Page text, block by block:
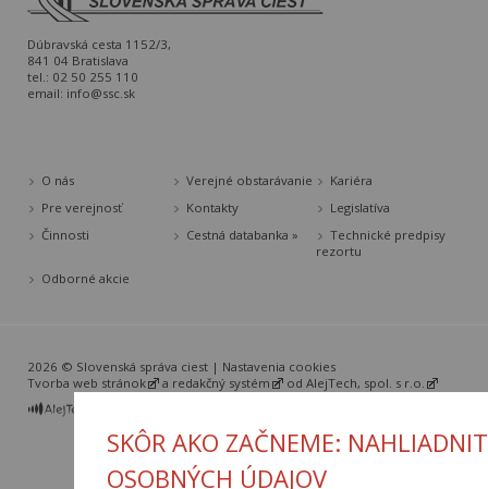
SKÔR AKO ZAČNEME:
OSOBNÝCH ÚDAJOV
Dúbravská cesta 1152/3,
841 04 Bratislava
tel.: 02 50 255 110
email: info@ssc.sk
O nás Verejné obstarávanie
Kariéra
Pre verejnosť
Kontakty
Legislatíva
Činnosti
Cestná databanka »
Technické predpisy
rezortu
Odborné akcie
2026 © Slovenská správa ciest | Nastavenia cookies
Tvorba web stránok
a redakčný systém od AlejTech, spol. s r.o.